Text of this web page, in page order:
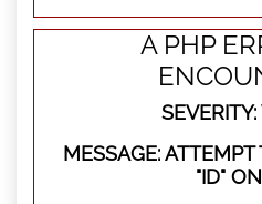
A PHP
MESSAGE:
"ID"